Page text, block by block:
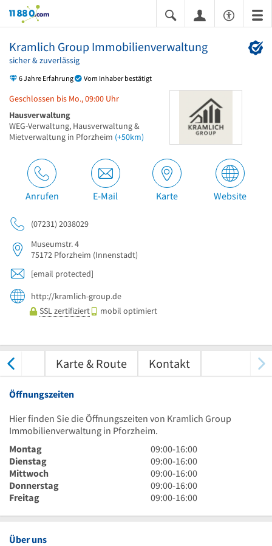
11880.com
Kramlich Group Immobilienverwaltung
sicher & zuverlässig
6 Jahre Erfahrung Vom Inhaber bestätigt
Geschlossen bis Mo., 09:00 Uhr
Hausverwaltung
WEG-Verwaltung, Hausverwaltung &
Mietverwaltung in Pforzheim (+50km)
Anrufen E-Mail Karte Website
(07231) 2038029
Museumstr. 4
75172 Pforzheim (Innenstadt)
[email protected]
http://kramlich-group.de
SSL zertifiziert
mobil optimiert
Karte & Route Kontakt
Öffnungszeiten
Hier finden Sie die Öffnungszeiten von Kramlich Group
Immobilienverwaltung in Pforzheim.
Montag
9
Uhr
bis
16
Uhr
09:00-16:00
Dienstag
9
Uhr
bis
16
09:00-16:00
Mittwoch
9
Uhr
bis
Uhr
09:00-16:00
Donnerstag
9
Uhr
16
09:00-16:00
Freitag
9
bis
09:00-16:00
Über uns